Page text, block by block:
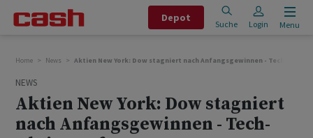
Depot
Suche Login Menu
Home News Aktien New York: Dow stagniert nach Anfangsgewinnen - Tech-
NEWS
Aktien New York: Dow stagniert
nach Anfangsgewinnen - Tech-